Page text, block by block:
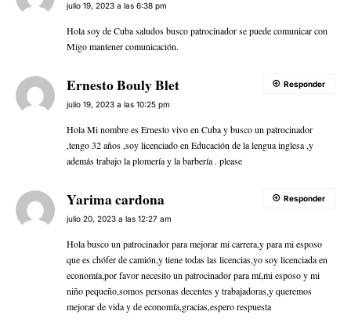
julio 19, 2023 a las 6:38 pm
Hola soy de Cuba saludos busco patrocinador se puede comunicar con
Migo mantener comunicación.
Ernesto Bouly Blet
julio 19, 2023 a las 10:25 pm
Hola Mi nombre es Ernesto vivo en Cuba y busco un patrocinador
,tengo 32 años ,soy licenciado en Educación de la lengua inglesa ,y
además trabajo la plomería y la barbería . please
Responder
Yarima cardona
julio 20, 2023 a las 12:27 am
Hola busco un patrocinador para mejorar mi carrera,y para mi esposo
que es chófer de camión,y tiene todas las licencias,yo soy licenciada en
economía,por favor necesito un patrocinador para mí,mi esposo y mi
niño pequeño,somos personas decentes y trabajadoras,y queremos
mejorar de vida y de economía,gracias,espero respuesta
Responder